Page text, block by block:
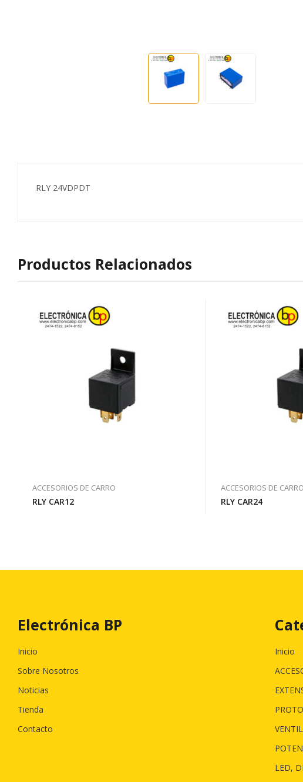
RLY 24VDPDT
Productos Relacionados
ACCESORIOS DE CARRO
RLY CAR12
ACCESORIOS DE CARRO
RLY CAR24
Electrónica BP
Inicio
Sobre Nosotros
Noticias
Tienda
Contacto
Inicio
LED,